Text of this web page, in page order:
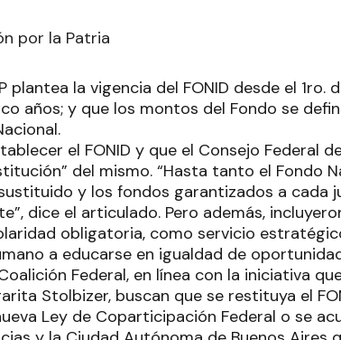
por la Patria
plantea la vigencia del FONID desde el 1ro.
años; y que los montos del Fondo se
el FONID y que el Consejo Federal
del mismo. “Hasta tanto el Fondo
y los fondos garantizados a cada
dice el articulado. Pero además,
obligatoria, como servicio
a educarse en igualdad de
Federal, en línea con la iniciativa
Stolbizer, buscan que se restituya el
Ley de Coparticipación Federal o se